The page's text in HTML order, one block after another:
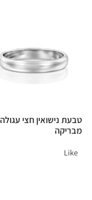
טבעת נישואין חצי עגולה
מבריקה
Like